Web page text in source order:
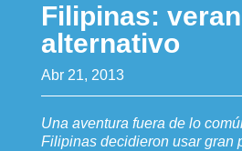
Filipinas:
alternativo
Abr 21, 2013
Una aventura fuera de lo
Filipinas decidieron usar gran